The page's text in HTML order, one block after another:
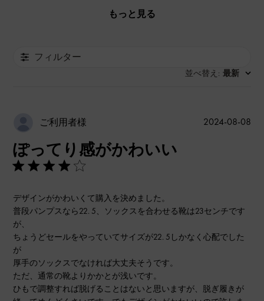
もっと見る
フィルター
並べ替え : 最新
ご利用者様
ぽってり感がかわいい
デザインがかわいくて購入を決めました。
普段パンプスなら22. 5、ソックスを合わせる靴は23センチです
が、
ちょうどセールをやっていてサイズが22. 5しかなく心配でした
が
厚手のソックスでなければ大丈夫そうです。
ただ、通常の靴よりかかとが浅いです。
ひもで調整すれば脱げることはないと思いますが、脱ぎ履きが
公
2024-08-08